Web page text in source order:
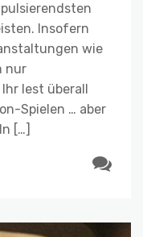
Insofern
wie
nur
lest überall
Spielen … aber
[…]